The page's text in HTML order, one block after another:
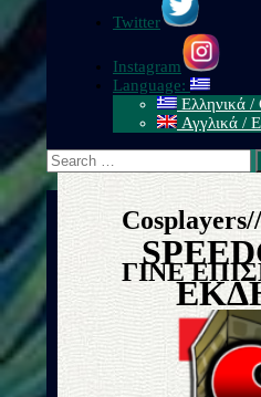
Twitter
Instagram
Language:
Ελληνικά /
Αγγλικά /
Search
for:
ΓΙΝΕ